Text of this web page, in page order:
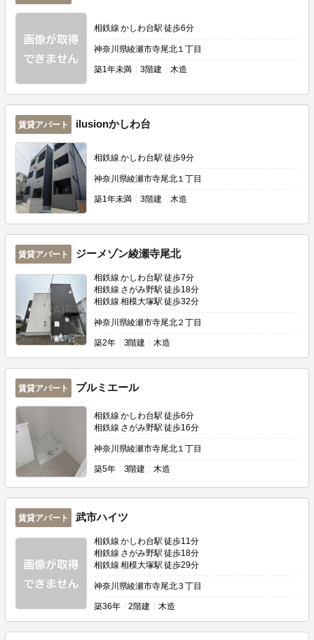
相鉄線 かしわ台駅 徒歩6分
神奈川県綾瀬市寺尾北１丁目
築1年未満 3階建 木造
賃貸アパート ilusionかしわ台
相鉄線 かしわ台駅 徒歩9分
神奈川県綾瀬市寺尾北１丁目
築1年未満 3階建 木造
賃貸アパート ジーメゾン綾瀬寺尾北
相鉄線 かしわ台駅 徒歩7分
相鉄線 さがみ野駅 徒歩18分
相鉄線 相模大塚駅 徒歩32分
神奈川県綾瀬市寺尾北２丁目
築2年 3階建 木造
賃貸アパート プルミエール
相鉄線 かしわ台駅 徒歩6分
相鉄線 さがみ野駅 徒歩16分
神奈川県綾瀬市寺尾北１丁目
築5年 3階建 木造
賃貸アパート 武市ハイツ
相鉄線 かしわ台駅 徒歩11分
相鉄線 さがみ野駅 徒歩18分
相鉄線 相模大塚駅 徒歩29分
神奈川県綾瀬市寺尾北３丁目
築36年 2階建 木造